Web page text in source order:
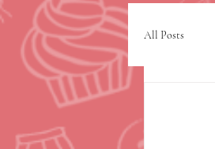
All Posts